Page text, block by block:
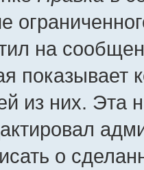
на
показывает
из них. Эта
о